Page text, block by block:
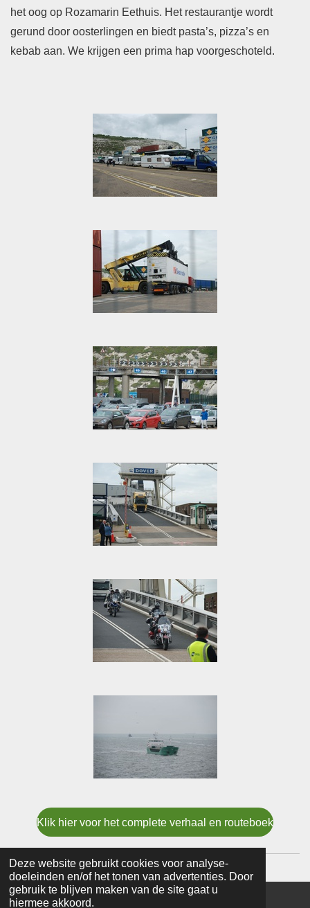
Deze website gebruikt cookies voor analyse-
doeleinden en/of het tonen van advertenties. Door
gebruik te blijven maken van de site gaat u
hiermee akkoord.
het oog op Rozamarin Eethuis. Het restaurantje wordt
gerund door oosterlingen en biedt pasta’s, pizza’s en
kebab aan. We krijgen een prima hap voorgeschoteld.
Klik hier voor het complete verhaal en routeboek